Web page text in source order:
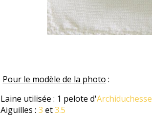
Pour le modèle de la photo :
Laine utilisée : 1 pelote d'Archiduchesse
Aiguilles : 3 et3.5